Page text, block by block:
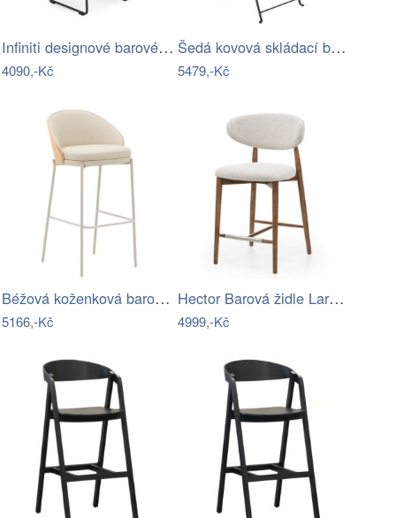
Infiniti designové barové židle Klejn …
4090,-Kč
Šedá kovová skládací barová židle…
5479,-Kč
Béžová koženková barová židle Kave Home…
5166,-Kč
Hector Barová židle Larnaca z masivu…
4999,-Kč